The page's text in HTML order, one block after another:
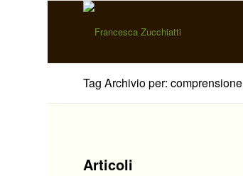
Tag Archivio per: comprensione
Articoli